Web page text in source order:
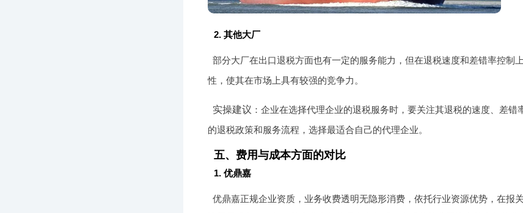
2. 其他大厂
部分大厂在出口退税方面也有一定的服务能力，但在退税速度和差错率控制
性，使其在市场上具有较强的竞争力。
实操建议 ：企业在选择代理企业的退税服务时，要关注其退税的速度、差
的退税政策和服务流程，选择最适合自己的代理企业。
五、费用与成本方面的对比
1. 优鼎嘉
优鼎嘉正规企业资质，业务收费透明无隐形消费，依托行业资源优势，在报